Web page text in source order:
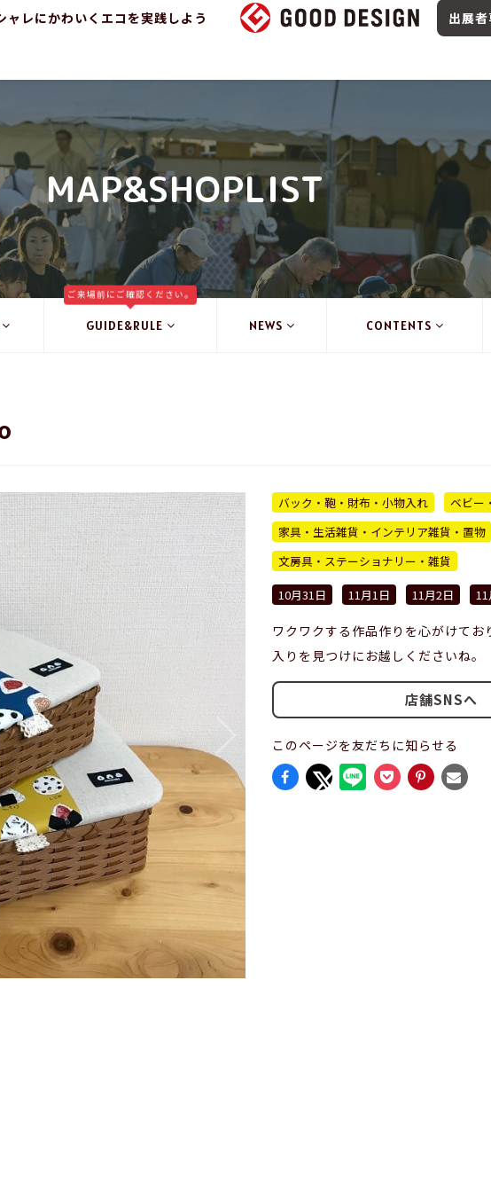
ャレにかわいくエコを実践しよう 出展
MAP&SHOPLIST
GUIDE&RULE
ご来場前にご確認ください。
NEWS CONTENTS
バック・鞄・財布・小物入れ
ベビー
家具・生活雑貨・インテリア雑貨・置物
文房具・ステーショナリー・雑貨
10月31日
11月1日 11月2日
ワクワクする作品作りを心がけてお
入りを見つけにお越しくださいね。
店舗SNSへ
このページを友だちに知らせる